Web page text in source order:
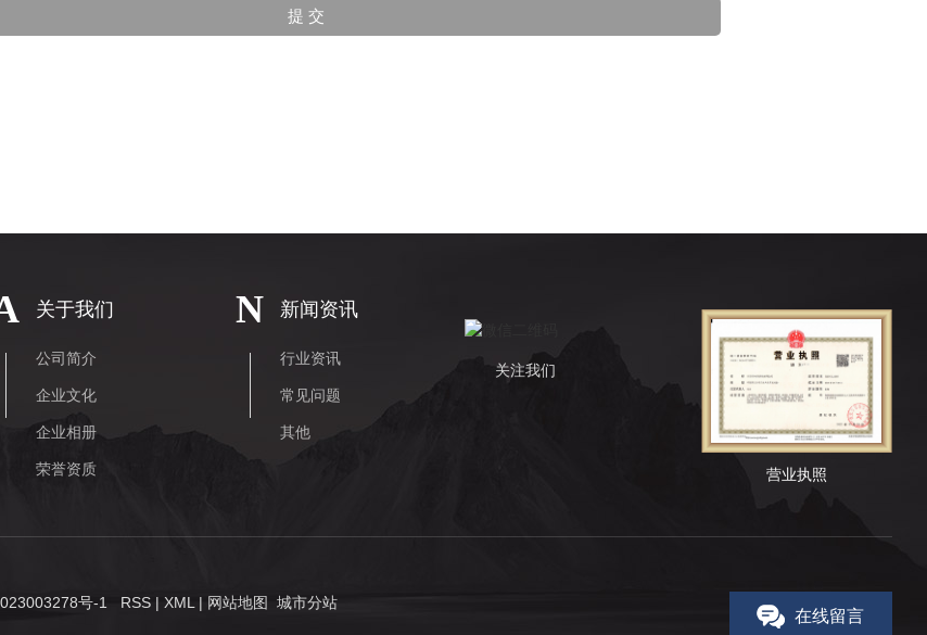
关于我们
公司简介
企业文化
企业相册
荣誉资质
N 新闻资讯
行业资讯
常见问题
其他
关注我们
营业执照
号-1 RSS | XML| 网站地图 城市分站
城
在线留言